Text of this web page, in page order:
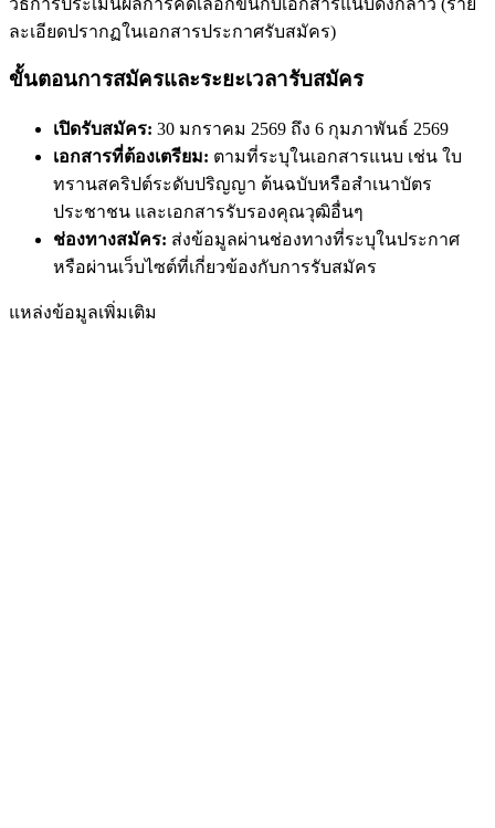
ละเอียดปรากฏในเอกสารประกาศรับสมัคร)
ขั้นตอนการสมัครและระยะเวลารับสมัคร
เปิดรับสมัคร: 30 มกราคม 2569 ถึง 6 กุมภาพันธ์ 2569
เอกสารที่ต้องเตรียม: ตามที่ระบุในเอกสารแนบ เช่น ใบ
ทรานสคริปต์ระดับปริญญา ต้นฉบับหรือสำเนาบัตร
ประชาชน และเอกสารรับรองคุณวุฒิอื่นๆ
ช่องทางสมัคร: ส่งข้อมูลผ่านช่องทางที่ระบุในประกาศ
หรือผ่านเว็บไซต์ที่เกี่ยวข้องกับการรับสมัคร
แหล่งข้อมูลเพิ่มเติม